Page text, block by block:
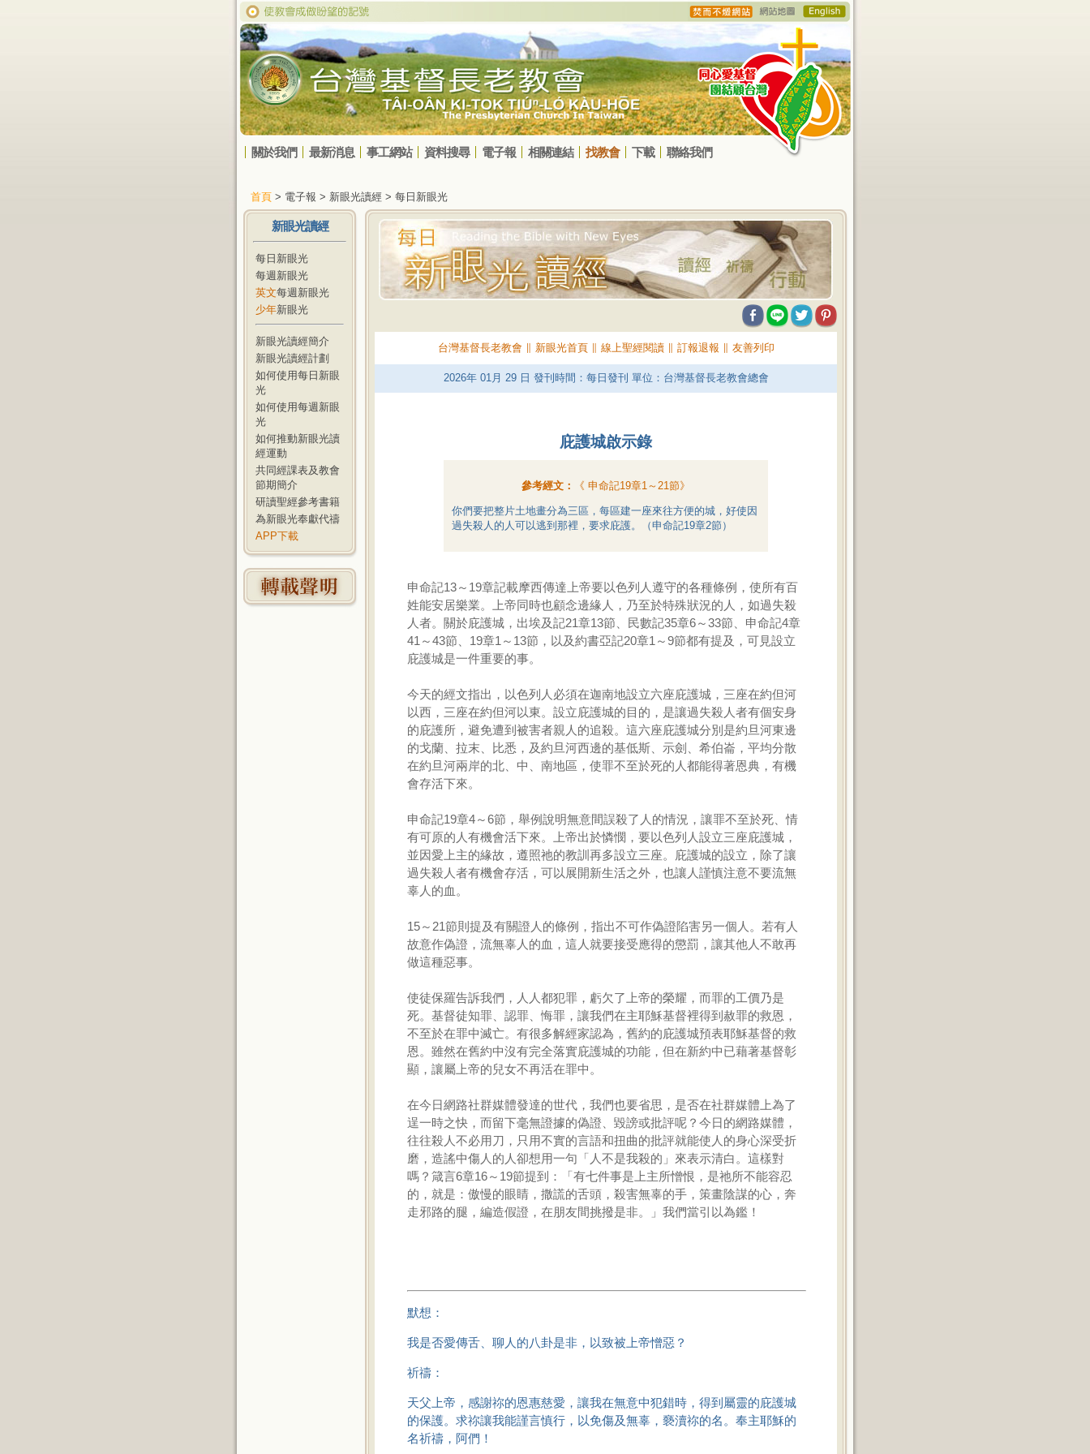
關於我們 最新消息 事工網站 資料搜尋 電子報 相關連結 找教會 下載 聯絡我們
首頁 > 電子報 > 新眼光讀經 > 每日新眼光
新眼光讀經
每日新眼光
每週新眼光
英文每週新眼光
少年新眼光
新眼光讀經簡介
新眼光讀經計劃
如何使用每日新眼
光
如何使用每週新眼
光
如何推動新眼光讀
經運動
共同經課表及教會
節期簡介
研讀聖經參考書籍
為新眼光奉獻代禱
APP下載
台灣基督長老教會∥ 新眼光首頁∥ 線上聖經閱讀∥ 訂報退報 友善列印
2026年 01月 29日 發刊時間：每日發刊 單位：台灣基督長老教會總會
庇護城啟示錄
參考經文： 《 申命記19章1～21節》
你們要把整片土地畫分為三區，每區建一座來往方便的城，好使因
過失殺人的人可以逃到那裡，要求庇護。（申命記19章2節）
申命記13～19章記載摩西傳達上帝要以色列人遵守的各種條例，使所有百
姓能安居樂業。上帝同時也顧念邊緣人，乃至於特殊狀況的人，如過失殺
人者。關於庇護城，出埃及記21章13節、民數記35章6～33節、申命記4章
41～43節、19章1～13節，以及約書亞記20章1～9節都有提及，可見設立
庇護城是一件重要的事。
今天的經文指出，以色列人必須在迦南地設立六座庇護城，三座在約但河
以西，三座在約但河以東。設立庇護城的目的，是讓過失殺人者有個安身
的庇護所，避免遭到被害者親人的追殺。這六座庇護城分別是約旦河東邊
的戈蘭、拉末、比悉，及約旦河西邊的基低斯、示劍、希伯崙，平均分散
在約旦河兩岸的北、中、南地區，使罪不至於死的人都能得著恩典，有機
會存活下來。
申命記19章4～6節，舉例說明無意間誤殺了人的情況，讓罪不至於死、情
有可原的人有機會活下來。上帝出於憐憫，要以色列人設立三座庇護城，
並因愛上主的緣故，遵照祂的教訓再多設立三座。庇護城的設立，除了讓
過失殺人者有機會存活，可以展開新生活之外，也讓人謹慎注意不要流無
辜人的血。
15～21節則提及有關證人的條例，指出不可作偽證陷害另一個人。若有人
故意作偽證，流無辜人的血，這人就要接受應得的懲罰，讓其他人不敢再
做這種惡事。
使徒保羅告訴我們，人人都犯罪，虧欠了上帝的榮耀，而罪的工價乃是
死。基督徒知罪、認罪、悔罪，讓我們在主耶穌基督裡得到赦罪的救恩，
不至於在罪中滅亡。有很多解經家認為，舊約的庇護城預表耶穌基督的救
恩。雖然在舊約中沒有完全落實庇護城的功能，但在新約中已藉著基督彰
顯，讓屬上帝的兒女不再活在罪中。
在今日網路社群媒體發達的世代，我們也要省思，是否在社群媒體上為了
逞一時之快，而留下毫無證據的偽證、毀謗或批評呢？今日的網路媒體，
往往殺人不必用刀，只用不實的言語和扭曲的批評就能使人的身心深受折
磨，造謠中傷人的人卻想用一句「人不是我殺的」來表示清白。這樣對
嗎？箴言6章16～19節提到：「有七件事是上主所憎恨，是祂所不能容忍
的，就是：傲慢的眼睛，撒謊的舌頭，殺害無辜的手，策畫陰謀的心，奔
走邪路的腿，編造假證，在朋友間挑撥是非。」我們當引以為鑑！
默想：
我是否愛傳舌、聊人的八卦是非，以致被上帝憎惡？
祈禱：
天父上帝，感謝祢的恩惠慈愛，讓我在無意中犯錯時，得到屬靈的庇護城
的保護。求祢讓我能謹言慎行，以免傷及無辜，褻瀆祢的名。奉主耶穌的
名祈禱，阿們！